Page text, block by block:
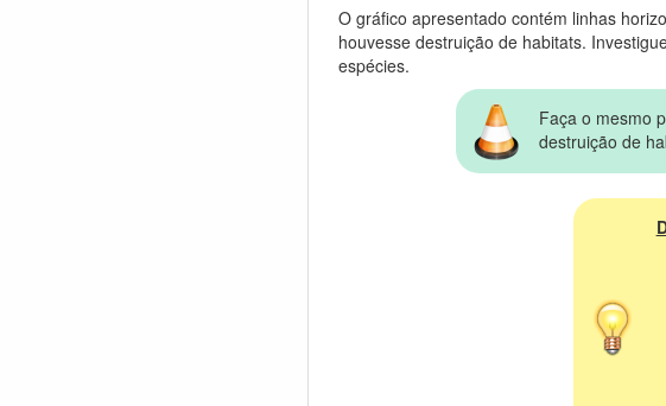
O gráfico apresentado contém linhas
houvesse destruição de habitats.
espécies.
Faça o mesmo
destruição de